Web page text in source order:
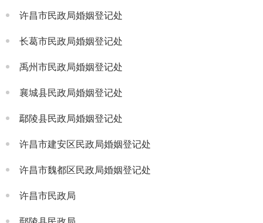
许昌市民政局婚姻登记处
长葛市民政局婚姻登记处
禹州市民政局婚姻登记处
襄城县民政局婚姻登记处
鄢陵县民政局婚姻登记处
许昌市建安区民政局婚姻登记处
许昌市魏都区民政局婚姻登记处
许昌市民政局